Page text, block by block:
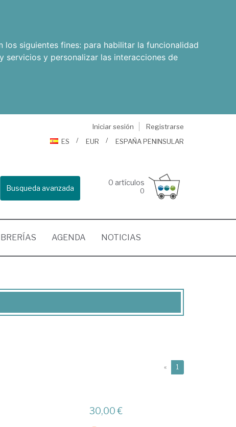
los siguientes fines: para habilitar la funcionalidad
servicios y personalizar las interacciones de
Iniciar sesión
Registrarse
ES
EUR ESPAÑA PENINSULAR
Busqueda avanzada
0 artículos
0
AGENDA NOTICIAS
« 1
30,00 €